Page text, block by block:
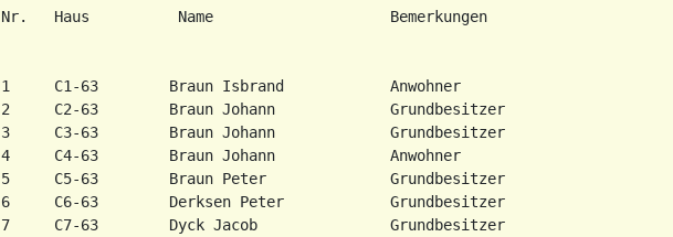
1     C1-63        Braun Isbrand            Anwohner
2     C2-63        Braun Johann             Grundbesitzer
3     C3-63        Braun Johann             Grundbesitzer
4     C4-63        Braun Johann             Anwohner
5     C5-63        Braun Peter              Grundbesitzer
6     C6-63        Derksen Peter            Grundbesitzer
7     C7-63        Dyck Jacob               Grundbesitzer